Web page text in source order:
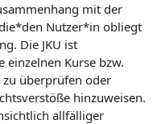
mit der
Nutzer*in obliegt
Die JKU ist
Kurse bzw.
überprüfen oder
hinzuweisen.
allfälliger